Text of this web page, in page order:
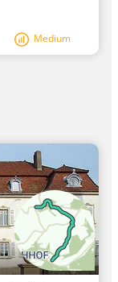
Medium